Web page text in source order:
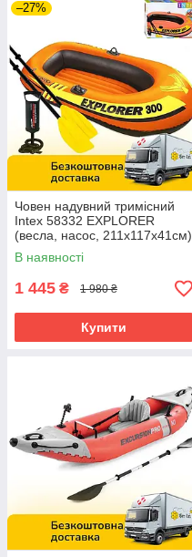
–27%
Човен надувний тримісний
Intex 58332 EXPLORER
(весла, насос, 211х117х41см)
В наявності
1 445 ₴ 1 980 ₴
Купити